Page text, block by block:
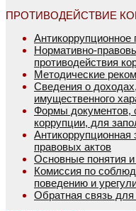
ПРОТИВОДЕЙСТВИЕ
Антикоррупционное
Нормативно-
противодействия
Методические
Сведения о
имущественного
Формы документов,
коррупции, для
Антикоррупционная
правовых актов
Основные понятия
Комиссия по
поведению и
Обратная связь